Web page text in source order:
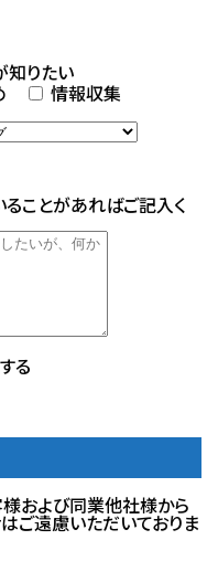
知りたい
情報収集
ことがあればご記入く
る
および同業他社様から
ご遠慮いただいておりま